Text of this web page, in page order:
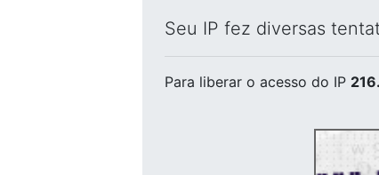
Seu IP fez diversas
Para liberar o acesso do IP